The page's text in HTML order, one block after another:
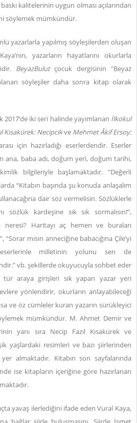
kalitelerinin uygun olması açılarından
söylemek mümkündür.
yazarlarla yapılmış söyleşilerden oluşan
yazarların hayatlarını okurlarla
BeyazBulutçocuk dergisinin "Beyaz
söyleşiler daha sonra kitap olarak
iki seri halinde yayımlanan İlkokul
Kısakürek: Necipcikve Mehmet Âkif Ersoy:
için hazırladığı eserlerdendir. Eserler
ana, baba adı, doğum yeri, doğum tarihi,
bilgileriyle başlamaktadır. "Değerli
“Kitabın başında şu konuda anlaşalım
dair söz vermelisin. Sözlüklerle
sözlük kardeşine sık sık sormalısın!”,
neresi? Haritayı aç hemen ve buraları
“Sorar mısın anneciğine babacığına Çile’yi
milletinin yolunu sen de
vb. şekillerde okuyucuyla sohbet eder
araya girişleri sık yapan yazar yeri
yönlendirir, okurların anlayabileceği
ve öz cümleler kuran yazarın sürükleyici
mümkündür. M. Ahmet Demir ve
yanı sıra Necip Fazıl Kısakürek ve
yaşlardaki resimleri ve bazı şiirlerinden
almaktadır. Kitabın son sayfalarında
ise kitapların içeriğine göre hazırlanan
yavaş ilerlediğini ifade eden Vural Kaya,